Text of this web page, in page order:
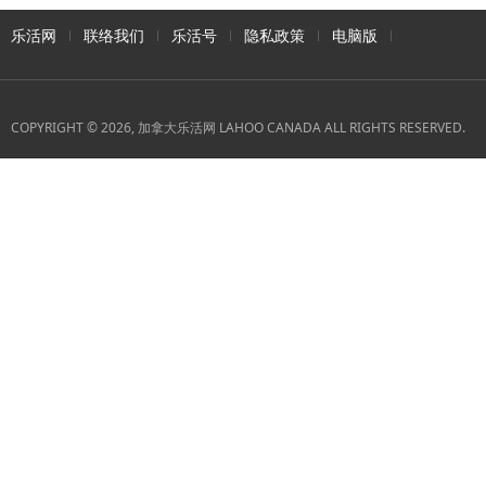
乐活网 联络我们 乐活号 隐私政策 电脑版
COPYRIGHT © 2026, 加拿大乐活网 LAHOO CANADA ALL RIGHTS RESERVED.